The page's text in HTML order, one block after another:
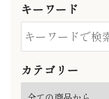
キーワード
カテゴリー